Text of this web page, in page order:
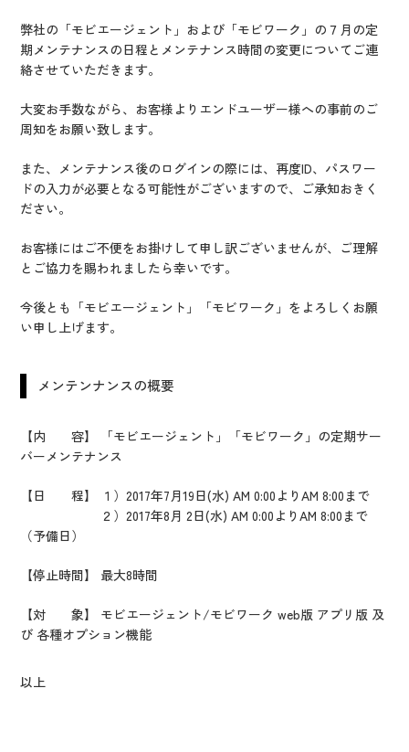
弊社の「モビエージェント」および「モビワーク」の７月の定
期メンテナンスの日程とメンテナンス時間の変更についてご連
絡させていただきます。
大変お手数ながら、お客様よりエンドユーザー様への事前のご
周知をお願い致します。
また、メンテナンス後のログインの際には、再度ID、パスワー
ドの入力が必要となる可能性がございますので、ご承知おきく
ださい。
お客様にはご不便をお掛けして申し訳ございませんが、ご理解
とご協力を賜われましたら幸いです。
今後とも「モビエージェント」「モビワーク」をよろしくお願
い申し上げます。
メンテンナンスの概要
【内 容】 「モビエージェント」「モビワーク」の定期サー
バーメンテナンス
【日 程】 １）2017年7月19日(水) AM 0:00よりAM 8:00まで
２）2017年8月 2日(水) AM 0:00よりAM 8:00まで
（予備日）
【停止時間】 最大8時間
【対 象】 モビエージェント/モビワーク web版 アプリ版 及
び 各種オプション機能
以上